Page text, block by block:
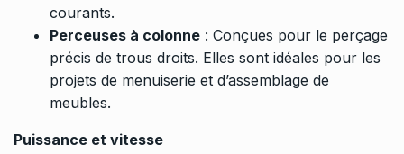
courants.
Perceuses à colonne : Conçues pour le perçage
précis de trous droits. Elles sont idéales pour les
projets de menuiserie et d’assemblage de
meubles.
Puissance et vitesse